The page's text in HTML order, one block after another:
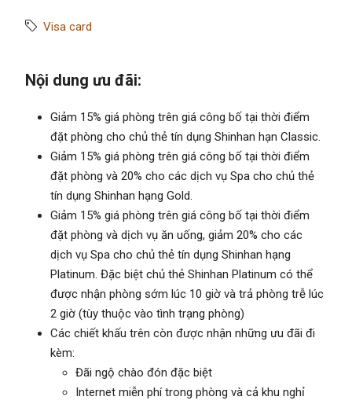
Visa card
Nội dung ưu đãi:
Giảm 15% giá phòng trên giá công bố tại thời điểm
đặt phòng cho chủ thẻ tín dụng Shinhan hạn Classic.
Giảm 15% giá phòng trên giá công bố tại thời điểm
đặt phòng và 20% cho các dịch vụ Spa cho chủ thẻ
tín dụng Shinhan hạng Gold.
Giảm 15% giá phòng trên giá công bố tại thời điểm
đặt phòng và dịch vụ ăn uống, giảm 20% cho các
dịch vụ Spa cho chủ thẻ tín dụng Shinhan hạng
Platinum. Đặc biệt chủ thẻ Shinhan Platinum có thể
được nhận phòng sớm lúc 10 giờ và trả phòng trễ lúc
2 giờ (tùy thuộc vào tình trạng phòng)
Các chiết khấu trên còn được nhận những ưu đãi đi
kèm:
Đãi ngộ chào đón đặc biệt
Internet miễn phí trong phòng và cả khu nghỉ